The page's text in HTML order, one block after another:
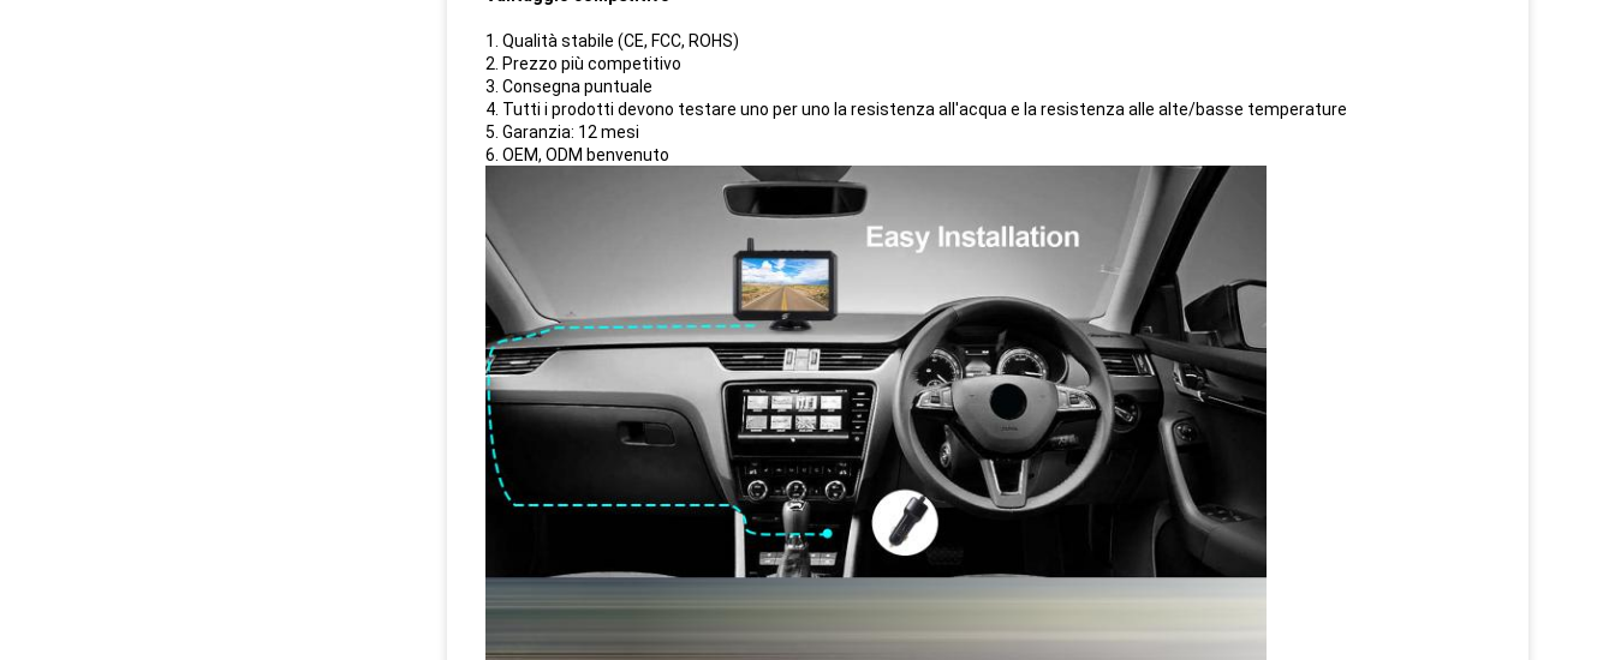
1. Qualità stabile (CE, FCC, ROHS)
2. Prezzo più competitivo
3. Consegna puntuale
4. Tutti i prodotti devono testare uno per uno la resistenza all'acqua e la resistenza alle alte/basse temperature
5. Garanzia: 12 mesi
6. OEM, ODM benvenuto